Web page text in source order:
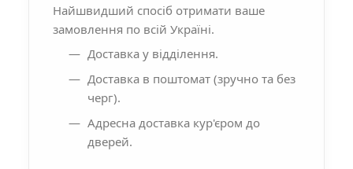
Найшвидший спосіб отримати ваше
замовлення по всій Україні.
Доставка у відділення.
Доставка в поштомат (зручно та без
черг).
Адресна доставка кур'єром до
дверей.